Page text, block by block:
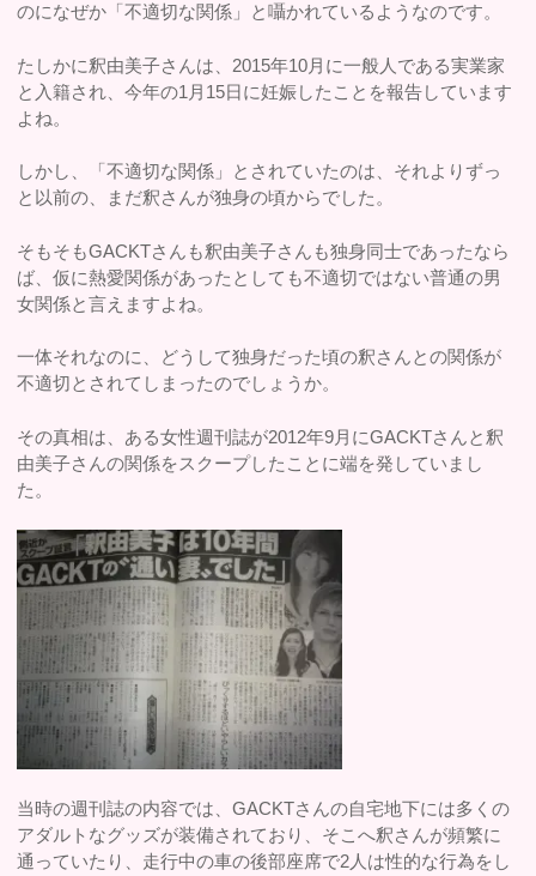
のになぜか「不適切な関係」と囁かれているようなのです。
たしかに釈由美子さんは、2015年10月に一般人である実業家
と入籍され、今年の1月15日に妊娠したことを報告しています
よね。
しかし、「不適切な関係」とされていたのは、それよりずっ
と以前の、まだ釈さんが独身の頃からでした。
そもそもGACKTさんも釈由美子さんも独身同士であったなら
ば、仮に熱愛関係があったとしても不適切ではない普通の男
女関係と言えますよね。
一体それなのに、どうして独身だった頃の釈さんとの関係が
不適切とされてしまったのでしょうか。
その真相は、ある女性週刊誌が2012年9月にGACKTさんと釈
由美子さんの関係をスクープしたことに端を発していまし
た。
当時の週刊誌の内容では、GACKTさんの自宅地下には多くの
アダルトなグッズが装備されており、そこへ釈さんが頻繁に
通っていたり、走行中の車の後部座席で2人は性的な行為をし